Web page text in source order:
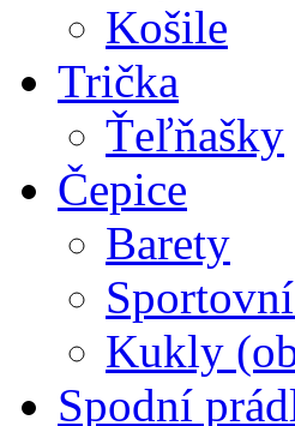
Košile
Trička
Ťeľňašky
Čepice
Barety
Kukly
Spodní